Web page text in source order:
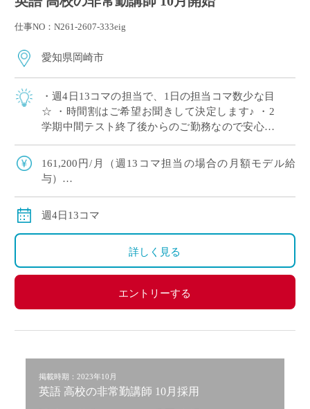
仕事NO：N261-2607-333eig
愛知県岡崎市
・週4日13コマの担当で、1日の担当コマ数少な目
☆ ・時間割はご希望お聞きして決定します♪ ・2
学期中間テスト終了後からのご勤務なので安心。
可能☆ ・愛知県内の私立高校で英 […]
161,200円/月（週13コマ担当の場合の月額モデル給
与）
※教科会等に参加の場合：3,720円／時（50分換算：
※月の途中からの勤務スタートの場合の給与は、日割
週4日13コマ
詳しく見る
エントリーする
掲載時期：2023年10月
英語 高校の非常勤講師 10月採用